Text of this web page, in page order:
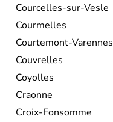
Courcelles-sur-Vesle
Courmelles
Courtemont-Varennes
Couvrelles
Coyolles
Craonne
Croix-Fonsomme